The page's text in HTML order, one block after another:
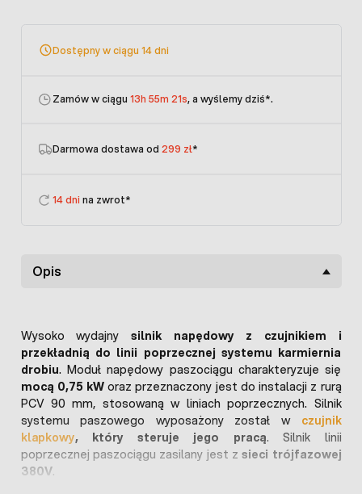
Dostępny w ciągu 14 dni
Zamów w ciągu 13h 55m 21s, a wyślemy dziś*.
Darmowa dostawa od 299 zł*
14 dni na zwrot*
Opis
Wysoko wydajny silnik napędowy z czujnikiem i
przekładnią do linii poprzecznej systemu karmiernia
drobiu. Moduł napędowy paszociągu charakteryzuje się
mocą 0,75 kWoraz przeznaczony jest do instalacji z rurą
PCV 90 mm, stosowaną w liniach poprzecznych. Silnik
systemu paszowego wyposażony został w czujnik
klapkowy, który steruje jego pracą. Silnik linii
poprzecznej paszociągu zasilany jest zsieci trójfazowej
380V.